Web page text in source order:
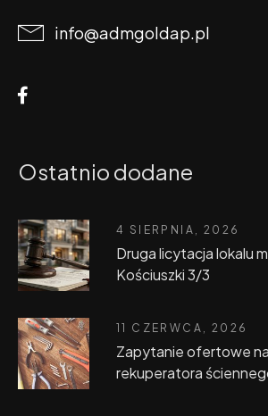
info@admgoldap.pl
Ostatnio dodane
4 SIERPNIA, 2026
Druga licytacja lokalu
Kościuszki 3/3
11 CZERWCA, 2026
Zapytanie ofertowe
rekuperatora